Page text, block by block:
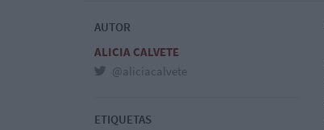
AUTOR
ALICIA CALVETE
@aliciacalvete
ETIQUETAS